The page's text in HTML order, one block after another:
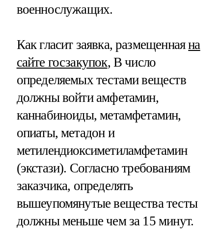
военнослужащих.
Как гласит заявка, размещеннаяна
сайте госзакупок, В число
определяемых тестами веществ
должны войти амфетамин,
каннабиноиды, метамфетамин,
опиаты, метадон и
метилендиоксиметиламфетамин
(экстази). Согласно требованиям
заказчика, определять
вышеупомянутые вещества тесты
должны меньше чем за 15 минут.